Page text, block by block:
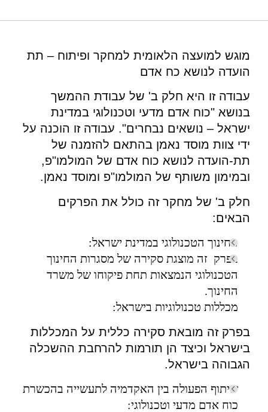
מוגש למועצה הלאומית למחקר ופיתוח – תת
הועדה לנושא כח אדם
עבודה זו היא חלק ב' של עבודת ההמשך
בנושא "כוח אדם מדעי וטכנולוגי במדינת
ישראל – נושאים נבחרים". עבודה זו הוכנה על
ידי צוות מוסד נאמן בהתאם להזמנה של
תת-הועדה לנושא כוח אדם של המולמו"פ,
ובמימון משותף של המולמו"פ ומוסד נאמן.
חלק ב' של מחקר זה כולל את הפרקים
הבאים:
החינוך הטכנולוגי במדינת ישראל:
בפרק זה מוצגת סקירה של מסגרות החינוך
הטכנולוגי הנמצאות תחת פיקוחו של משרד
החינוך.
מכללות טכנולוגיות בישראל:
בפרק זה מובאת סקירה כללית על המכללות
בישראל וכיצד הן תורמות להרחבת ההשכלה
הגבוהה בישראל.
שיתוף הפעולה בין האקדמיה לתעשייה בהכשרת
כוח אדם מדעי וטכנולוגי: